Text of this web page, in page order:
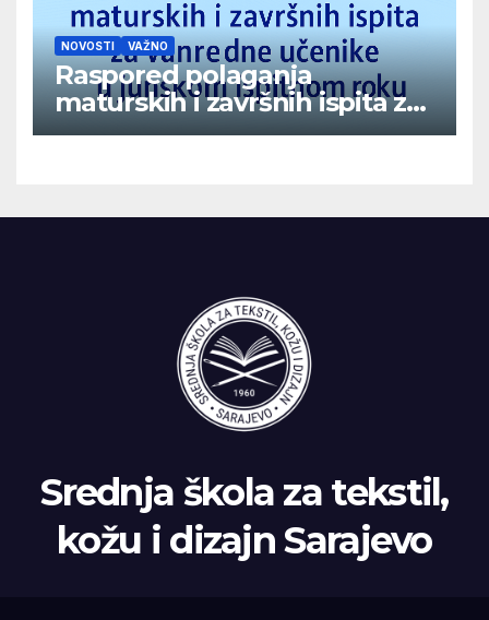
NOVOSTI VAŽNO
Raspored polaganja
maturskih i završnih ispita za
vanredne učenike u junskom
Srednja škola za tekstil,
kožu i dizajn Sarajevo